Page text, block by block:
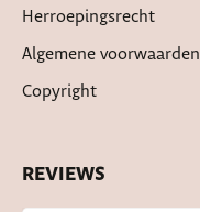
Herroepingsrecht
Algemene voorwaarden
Copyright
REVIEWS